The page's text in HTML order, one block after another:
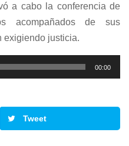
a cabo la conferencia de
acompañados de sus
exigiendo justicia.
00:00
Tweet